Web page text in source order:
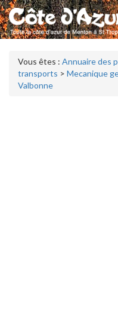
Vous êtes : Annuaire des
transports > Mecanique
Valbonne